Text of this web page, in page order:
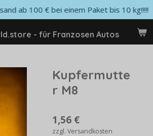
- für Franzosen Autos
ab 100 € bei einem Paket bis 10 kg!!!!!
Kupfermutte
r M8
1,56 €
zzgl. Versandkosten